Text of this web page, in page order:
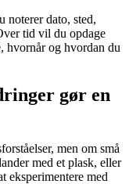
noterer dato, sted,
tid vil du opdage
hvornår og hvordan du
gør en
men om små
med et plask, eller
eksperimentere med